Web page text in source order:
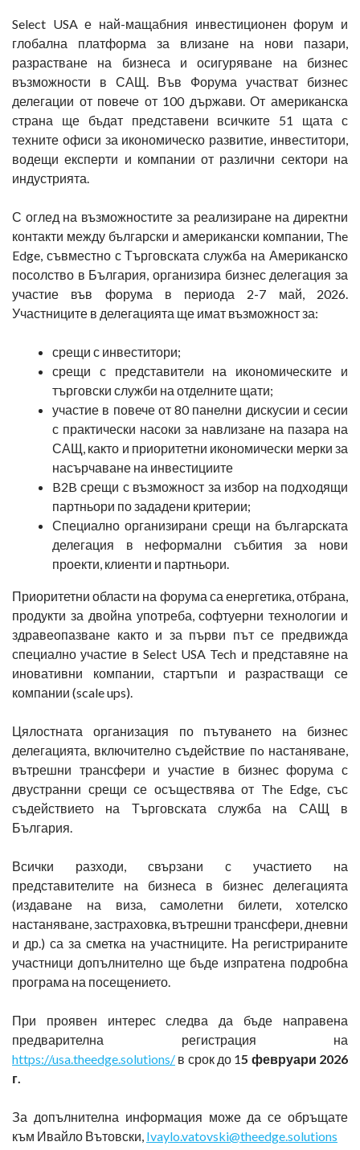
Select USA е най-мащабния инвестиционен форум и
глобална платформа за влизане на нови пазари,
разрастване на бизнеса и осигуряване на бизнес
възможности в САЩ. Във Форума участват бизнес
делегации от повече от 100 държави. От американска
страна ще бъдат представени всичките 51 щата с
техните офиси за икономическо развитие, инвеститори,
водещи експерти и компании от различни сектори на
индустрията.
С оглед на възможностите за реализиране на директни
контакти между български и американски компании, The
Edge, съвместно с Търговската служба на Американско
посолство в България, организира бизнес делегация за
участие във форума в периода 2-7 май, 2026.
Участниците в делегацията ще имат възможност за:
срещи с инвеститори;
срещи с представители на икономическите и
търговски служби на отделните щати;
участие в повече от 80 панелни дискусии и сесии
с практически насоки за навлизане на пазара на
САЩ, както и приоритетни икономически мерки за
насърчаване на инвестициите
B2B срещи с възможност за избор на подходящи
партньори по зададени критерии;
Специално организирани срещи на българската
делегация в неформални събития за нови
проекти, клиенти и партньори.
Приоритетни области на форума са енергетика, отбрана,
продукти за двойна употреба, софтуерни технологии и
здравеопазване както и за първи път се предвижда
специално участие в Select USA Tech и представяне на
иновативни компании, стартъпи и разрастващи се
компании (scale ups).
Цялостната организация по пътуването на бизнес
делегацията, включително съдействие пo настаняване,
вътрешни трансфери и участие в бизнес форума с
двустранни срещи се осъществява от The Edge, със
съдействието на Търговската служба на САЩ в
България.
Всички разходи, свързани с участието на
представителите на бизнеса в бизнес делегацията
(издаване на виза, самолетни билети, хотелско
настаняване, застраховка, вътрешни трансфери, дневни
и др.) са за сметка на участниците. На регистрираните
участници допълнително ще бъде изпратена подробна
програма на посещението.
При проявен интерес следва да бъде направена
предварителна регистрация на
https://usa.theedge.solutions/ в срок до 15 февруари 2026
г.
За допълнителна информация може да се обръщате
към Ивайло Вътовски, Ivaylo.vatovski@theedge.solutions